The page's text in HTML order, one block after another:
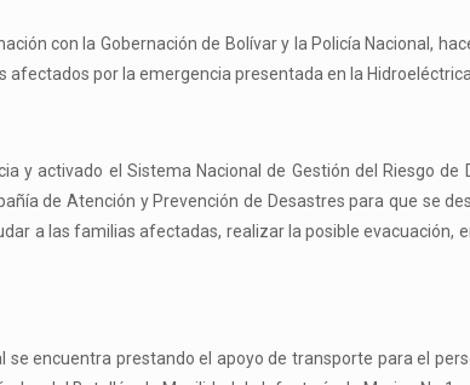
con la Gobernación de Bolívar y la Policía Nacional,
afectados por la emergencia presentada en la
y activado el Sistema Nacional de Gestión del Riesgo
de Atención y Prevención de Desastres para que se
a las familias afectadas, realizar la posible evacuación,
se encuentra prestando el apoyo de transporte para el